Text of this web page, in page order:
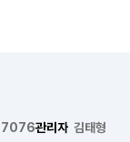
관리자 김태형